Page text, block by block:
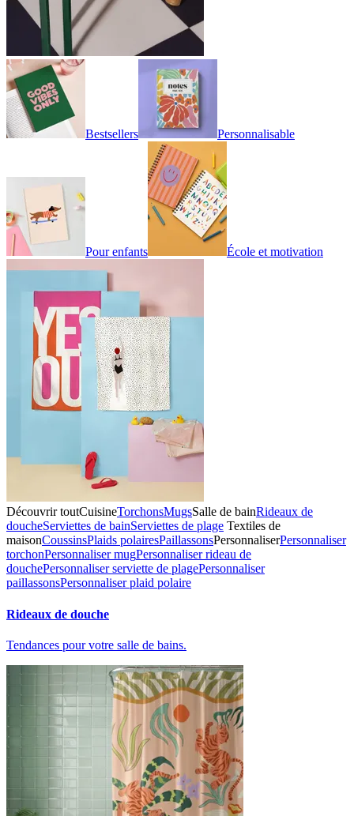
Bestsellers Personnalisable
Pour enfants École et motivation
Découvrir toutCuisineTorchonsMugsSalle de bainRideaux de
doucheServiettes de bainServiettes de plage Textiles de
maisonCoussinsPlaids polairesPaillassonsPersonnaliserPersonnaliser
torchonPersonnaliser mugPersonnaliser rideau de
douchePersonnaliser serviette de plagePersonnaliser
paillassonsPersonnaliser plaid polaire
Rideaux de douche
Tendances pour votre salle de bains.